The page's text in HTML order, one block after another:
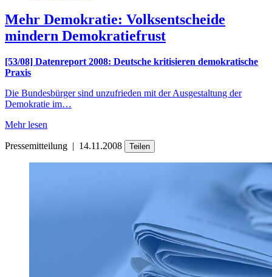
Mehr Demokratie: Volksentscheide
mindern Demokratiefrust
[53/08] Datenreport 2008: Deutsche kritisieren demokratische
Praxis
Die Bundesbürger sind unzufrieden mit der Ausgestaltung der
Demokratie im…
Mehr lesen
Pressemitteilung | 14.11.2008 Teilen